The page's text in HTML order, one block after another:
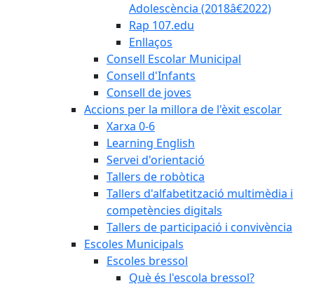
Adolescència (2018â€2022)
Rap 107.edu
Enllaços
Consell Escolar Municipal
Consell d'Infants
Consell de joves
Accions per la millora de l'èxit escolar
Xarxa 0-6
Learning English
Servei d'orientació
Tallers de robòtica
Tallers d'alfabetització multimèdia i
competències digitals
Tallers de participació i convivència
Escoles Municipals
Escoles bressol
Què és l'escola bressol?